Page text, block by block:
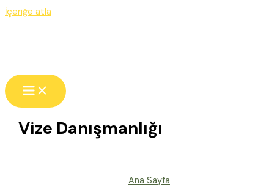
İçeriğe atla
Vize Danışmanlığı
Ana Sayfa